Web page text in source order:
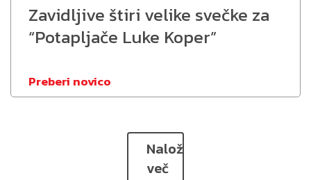
Zavidljive štiri velike svečke za
“Potapljače Luke Koper”
Preberi novico
Naloži
več